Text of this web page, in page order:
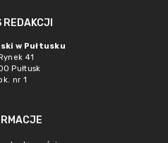
REDAKCJI
w Pułtusku
41
Pułtusk
nr 1